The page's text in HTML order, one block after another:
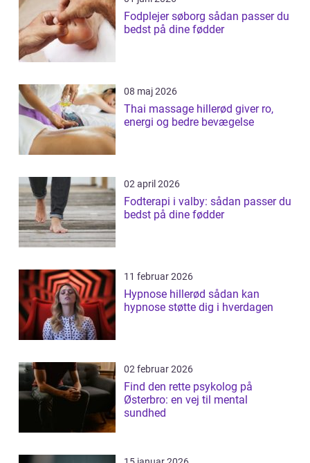
Fodplejer søborg sådan passer du
bedst på dine fødder
08 maj 2026
Thai massage hillerød giver ro,
energi og bedre bevægelse
02 april 2026
Fodterapi i valby: sådan passer du
bedst på dine fødder
11 februar 2026
Hypnose hillerød sådan kan
hypnose støtte dig i hverdagen
02 februar 2026
Find den rette psykolog på
Østerbro: en vej til mental
sundhed